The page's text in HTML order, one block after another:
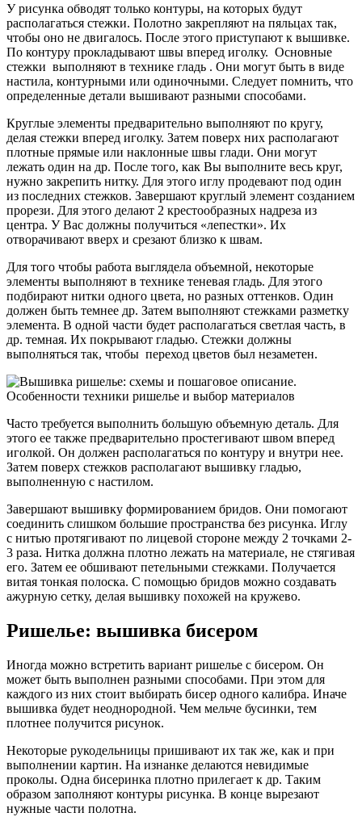
У рисунка обводят только контуры, на которых будут
располагаться стежки. Полотно закрепляют на пяльцах так,
чтобы оно не двигалось. После этого приступают к вышивке.
По контуру прокладывают швы вперед иголку. Основные
стежки выполняют в технике гладь . Они могут быть в виде
настила, контурными или одиночными. Следует помнить, что
определенные детали вышивают разными способами.
Круглые элементы предварительно выполняют по кругу,
делая стежки вперед иголку. Затем поверх них располагают
плотные прямые или наклонные швы глади. Они могут
лежать один на др. После того, как Вы выполните весь круг,
нужно закрепить нитку. Для этого иглу продевают под один
из последних стежков. Завершают круглый элемент созданием
прорези. Для этого делают 2 крестообразных надреза из
центра. У Вас должны получиться «лепестки». Их
отворачивают вверх и срезают близко к швам.
Для того чтобы работа выглядела объемной, некоторые
элементы выполняют в технике теневая гладь. Для этого
подбирают нитки одного цвета, но разных оттенков. Один
должен быть темнее др. Затем выполняют стежками разметку
элемента. В одной части будет располагаться светлая часть, в
др. темная. Их покрывают гладью. Стежки должны
выполняться так, чтобы переход цветов был незаметен.
Часто требуется выполнить большую объемную деталь. Для
этого ее также предварительно простегивают швом вперед
иголкой. Он должен располагаться по контуру и внутри нее.
Затем поверх стежков располагают вышивку гладью,
выполненную с настилом.
Завершают вышивку формированием бридов. Они помогают
соединить слишком большие пространства без рисунка. Иглу
с нитью протягивают по лицевой стороне между 2 точками 2-
3 раза. Нитка должна плотно лежать на материале, не стягивая
его. Затем ее обшивают петельными стежками. Получается
витая тонкая полоска. С помощью бридов можно создавать
ажурную сетку, делая вышивку похожей на кружево.
Ришелье: вышивка бисером
Иногда можно встретить вариант ришелье с бисером. Он
может быть выполнен разными способами. При этом для
каждого из них стоит выбирать бисер одного калибра. Иначе
вышивка будет неоднородной. Чем мельче бусинки, тем
плотнее получится рисунок.
Некоторые рукодельницы пришивают их так же, как и при
выполнении картин. На изнанке делаются невидимые
проколы. Одна бисеринка плотно прилегает к др. Таким
образом заполняют контуры рисунка. В конце вырезают
нужные части полотна.